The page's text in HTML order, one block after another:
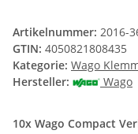
Artikelnummer: 2016-
GTIN: 4050821808435
Kategorie: Wago
Hersteller:
Wago
10x Wago Compact